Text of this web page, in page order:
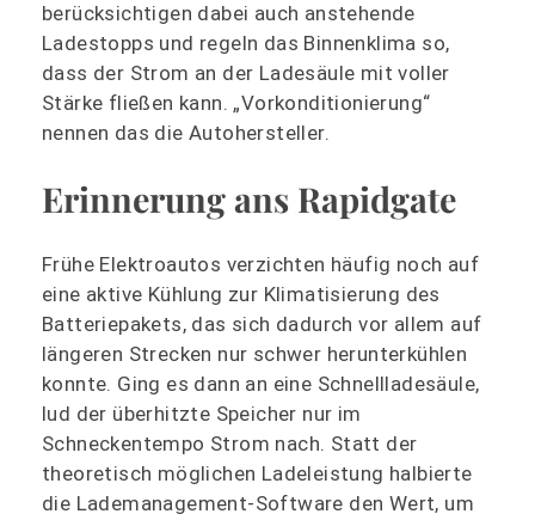
berücksichtigen dabei auch anstehende
Ladestopps und regeln das Binnenklima so,
dass der Strom an der Ladesäule mit voller
Stärke fließen kann. „Vorkonditionierung“
nennen das die Autohersteller.
Erinnerung ans Rapidgate
Frühe Elektroautos verzichten häufig noch auf
eine aktive Kühlung zur Klimatisierung des
Batteriepakets, das sich dadurch vor allem auf
längeren Strecken nur schwer herunterkühlen
konnte. Ging es dann an eine Schnellladesäule,
lud der überhitzte Speicher nur im
Schneckentempo Strom nach. Statt der
theoretisch möglichen Ladeleistung halbierte
die Lademanagement-Software den Wert, um